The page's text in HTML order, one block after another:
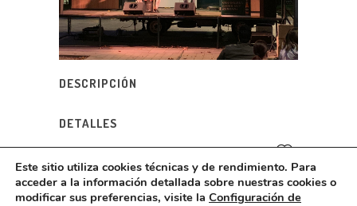
DESCRIPCIÓN
DETALLES
@ 2026 Creación de Espacios Edificables - Reforma integral
Este sitio utiliza cookies técnicas y de rendimiento. Para
acceder a la información detallada sobre nuestras cookies o
modificar sus preferencias, visite la Configuración de